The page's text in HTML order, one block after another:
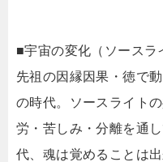
■宇宙の変化（ソースラ
先祖の因縁因果・徳で
の時代。ソースライト
労・苦しみ・分離を通
代、魂は覚めることは